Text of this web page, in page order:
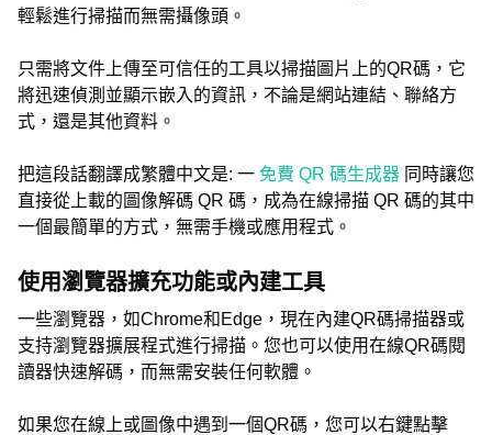
輕鬆進行掃描而無需攝像頭。
只需將文件上傳至可信任的工具以掃描圖片上的QR碼，它
將迅速偵測並顯示嵌入的資訊，不論是網站連結、聯絡方
式，還是其他資料。
把這段話翻譯成繁體中文是: 一 免費 QR 碼生成器 同時讓您
直接從上載的圖像解碼 QR 碼，成為在線掃描 QR 碼的其中
一個最簡單的方式，無需手機或應用程式。
使用瀏覽器擴充功能或內建工具
一些瀏覽器，如Chrome和Edge，現在內建QR碼掃描器或
支持瀏覽器擴展程式進行掃描。您也可以使用在線QR碼閱
讀器快速解碼，而無需安裝任何軟體。
如果您在線上或圖像中遇到一個QR碼，您可以右鍵點擊